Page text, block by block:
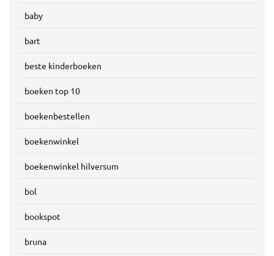
baby
bart
beste kinderboeken
boeken top 10
boekenbestellen
boekenwinkel
boekenwinkel hilversum
bol
bookspot
bruna